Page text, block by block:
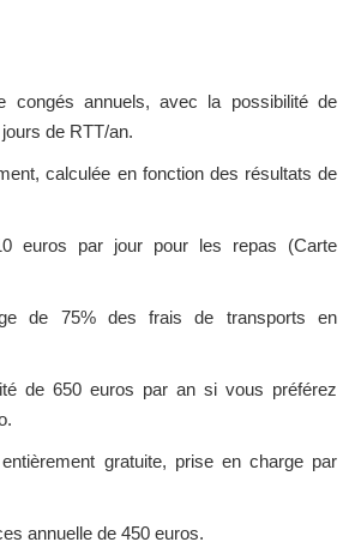
congés annuels, avec la possibilité de
de RTT/an.
calculée en fonction des résultats de
euros par jour pour les repas (Carte
de 75% des frais de transports en
de 650 euros par an si vous préférez
gratuite, prise en charge par
annuelle de 450 euros.